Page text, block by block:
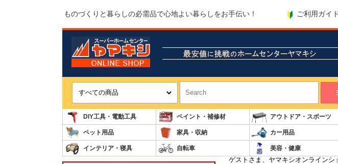
ものづくりと暮らしの必需品で心地よい暮らしをお手伝い！ ご利用ガイド
DIY工具・電動工具 ペイント・補修材 アウトドア・スポーツ
ペット用品 家具・収納 カー用品
インテリア・寝具 自転車 美容・健康
ゲストさま、ヤマキシオンラインシ